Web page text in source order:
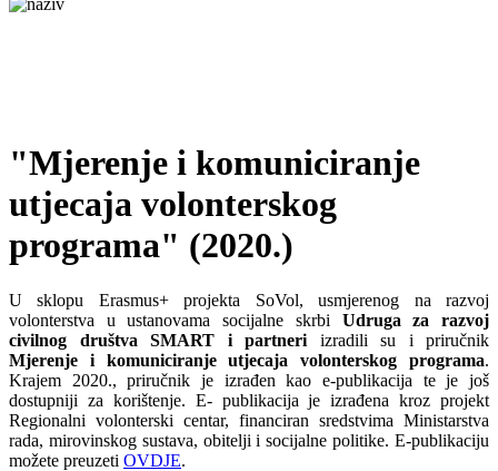
"Mjerenje i komuniciranje
utjecaja volonterskog
programa" (2020.)
U sklopu Erasmus+ projekta SoVol, usmjerenog na razvoj
volonterstva u ustanovama socijalne skrbi Udruga za razvoj
civilnog društva SMART i partneri izradili su i priručnik
Mjerenje i komuniciranje utjecaja volonterskog programa.
Krajem 2020., priručnik je izrađen kao e-publikacija te je još
dostupniji za korištenje. E- publikacija je izrađena kroz projekt
Regionalni volonterski centar, financiran sredstvima Ministarstva
rada, mirovinskog sustava, obitelji i socijalne politike. E-publikaciju
možete preuzeti OVDJE.